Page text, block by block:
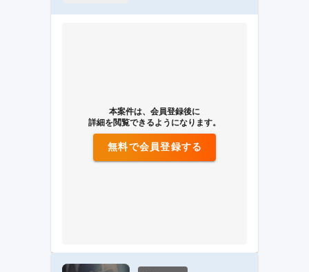
本案件は、会員登録後に
詳細を閲覧できるようになります。
無料で会員登録する